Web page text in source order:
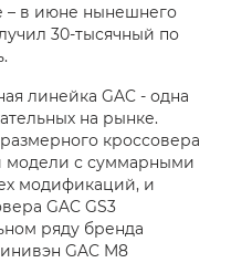
– в июне нынешнего
30-тысячный по
линейка GAC - одна
на рынке.
кроссовера
модели с суммарными
модификаций, и
GAC GS3
ряду бренда
GAC M8